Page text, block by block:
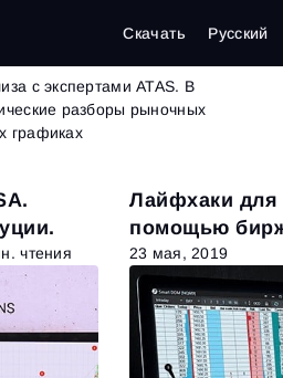
Скачать Русский
из 62
с экспертами ATAS. В
разборы рыночных
графиках
чтения
Лайфхаки для
помощью
Smart DOM
23 мая, 2019